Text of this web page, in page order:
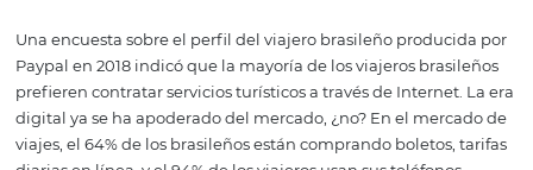
EmAnálisis, Distribución
Una encuesta sobre el perfil del viajero brasileño